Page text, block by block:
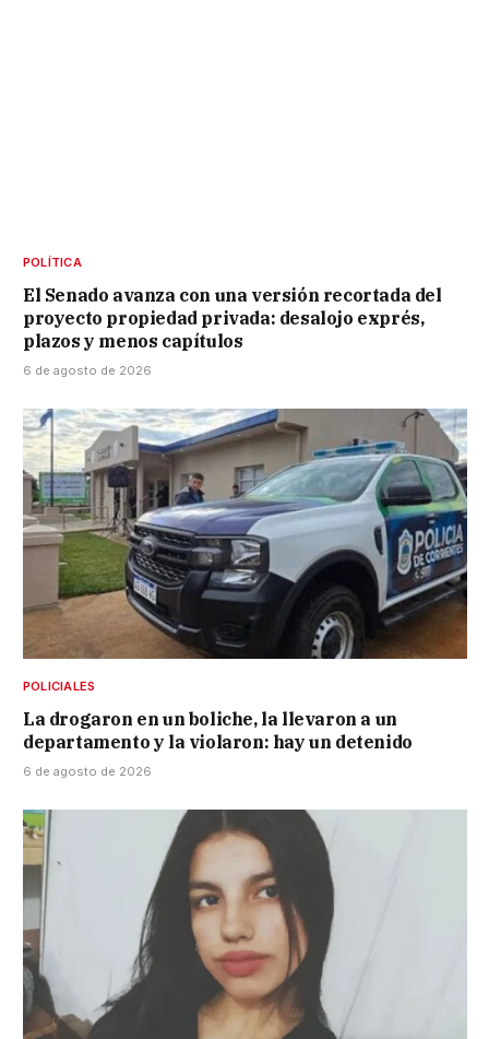
POLÍTICA
El Senado avanza con una versión recortada del
proyecto propiedad privada: desalojo exprés,
plazos y menos capítulos
6 de agosto de 2026
POLICIALES
La drogaron en un boliche, la llevaron a un
departamento y la violaron: hay un detenido
6 de agosto de 2026